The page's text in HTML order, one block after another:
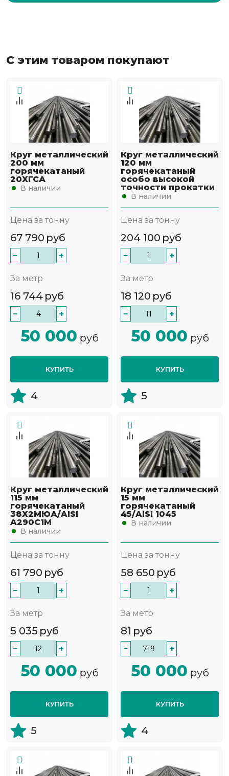
С этим товаром покупают
Круг металлический
200 мм
горячекатаный
20ХГСА
В наличии
Цена за тонну
67 790 руб
− +
За метр
16 744 руб
− +
50 000 руб
КУПИТЬ
4
Круг металлический
120 мм
горячекатаный
особо высокой
точности прокатки
В наличии
Цена за тонну
204 100 руб
− +
За метр
18 120 руб
− +
50 000 руб
КУПИТЬ
5
Круг металлический
115 мм
горячекатаный
38Х2МЮА/AISI
A290C1M
В наличии
Цена за тонну
61 790 руб
− +
За метр
5 035 руб
− +
50 000 руб
КУПИТЬ
5
Круг металлический
15 мм
горячекатаный
45/AISI 1045
В наличии
Цена за тонну
58 650 руб
− +
За метр
81 руб
− +
50 000 руб
КУПИТЬ
4